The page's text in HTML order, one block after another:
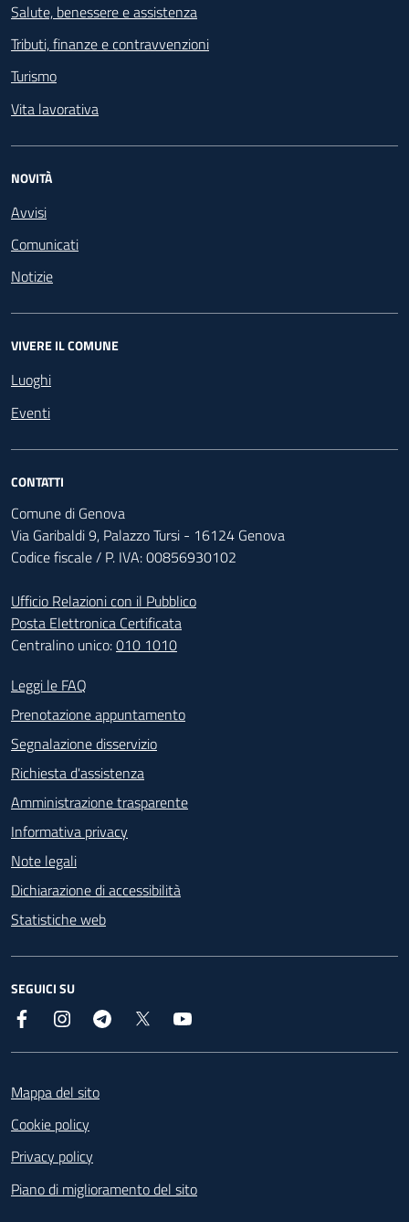
Salute, benessere e assistenza
Tributi, finanze e contravvenzioni
Turismo
Vita lavorativa
NOVITÀ
Avvisi
Comunicati
Notizie
VIVERE IL COMUNE
Luoghi
Eventi
CONTATTI
Comune di Genova
Via Garibaldi 9, Palazzo Tursi - 16124 Genova
Codice fiscale / P. IVA: 00856930102
Ufficio Relazioni con il Pubblico
Posta Elettronica Certificata
Centralino unico:010 1010
Footer - Contatti
Leggi le FAQ
Prenotazione appuntamento
Segnalazione disservizio
Richiesta d'assistenza
Amministrazione trasparente
Informativa privacy
Note legali
Dichiarazione di accessibilità
Statistiche web
SEGUICI SU
Facebook InstagramTelegram
Mappa del sito
Cookie policy
Privacy policy
Piano di miglioramento del sito